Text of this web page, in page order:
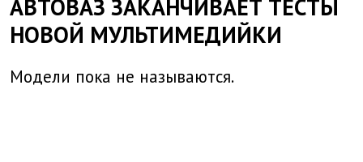
АВТОВАЗ ЗАКАНЧИВАЕТ ТЕСТЫ
НОВОЙ МУЛЬТИМЕДИЙКИ
Модели пока не называются.